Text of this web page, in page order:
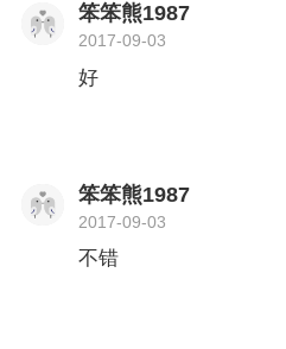
笨笨熊1987
2017-09-03
好
笨笨熊1987
2017-09-03
不错